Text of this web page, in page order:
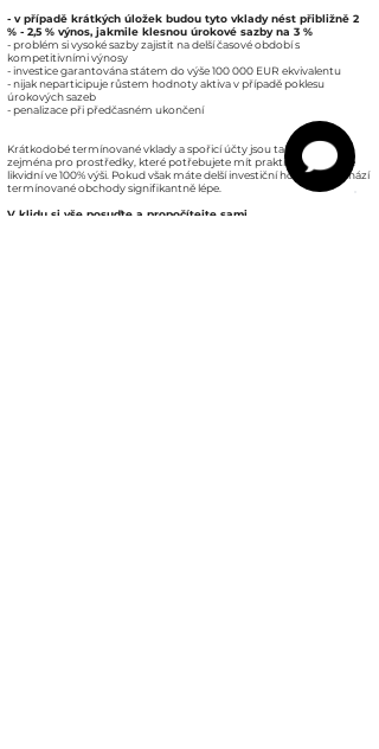
- v případě krátkých úložek budou tyto vklady nést přibližně 2
% - 2,5 % výnos, jakmile klesnou úrokové sazby na 3 %
- problém si vysoké sazby zajistit na delší časové období s
kompetitivními výnosy
- investice garantována státem do výše 100 000 EUR ekvivalentu
- nijak neparticipuje růstem hodnoty aktiva v případě poklesu
úrokových sazeb
- penalizace při předčasném ukončení
Krátkodobé termínované vklady a spořicí účty jsou tak vhodné
zejména pro prostředky, které potřebujete mít prakticky okamžitě
likvidní ve 100% výši. Pokud však máte delší investiční horizont, vychází
termínované obchody signifikantně lépe.
V klidu si vše posuďte a propočítejte sami.